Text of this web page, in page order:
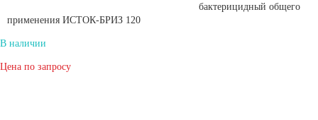
бактерицидный общего
применения ИСТОК‑БРИЗ 120
В наличии
Цена по запросу